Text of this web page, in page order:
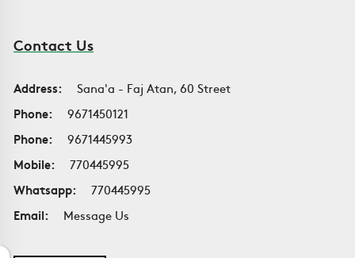
Contact Us
Address:
Sana'a - Faj Atan, 60 Street
Phone:
9671450121
Phone:
9671445993
Mobile:
770445995
Whatsapp:
770445995
Email:
Message Us